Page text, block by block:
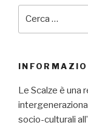
Le Scalze è una
socio-culturali